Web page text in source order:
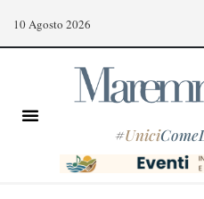
10 Agosto 2026
#Unici